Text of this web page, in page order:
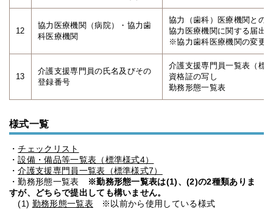
12
協力医療機関（病院）・協力歯
科医療機関
協力（歯科）医療機関との
協力医療機関に関する届出
※協力歯科医療機関の変更
13
介護支援専門員の氏名及びその
登録番号
介護支援専門員一覧表（標
資格証の写し
勤務形態一覧表
様式一覧
・チェックリスト
・設備・備品等一覧表（標準様式4）
・介護支援専門員一覧表（標準様式7）
・勤務形態一覧表 ※勤務形態一覧表は(1)、(2)の2種類ありま
すが、どちらで提出しても構いません。
(1) 勤務形態一覧表※以前から使用している様式